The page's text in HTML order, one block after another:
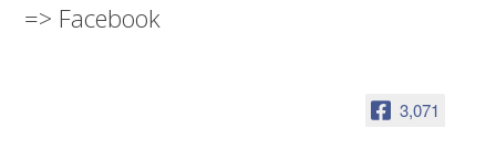
=> Facebook
3,071